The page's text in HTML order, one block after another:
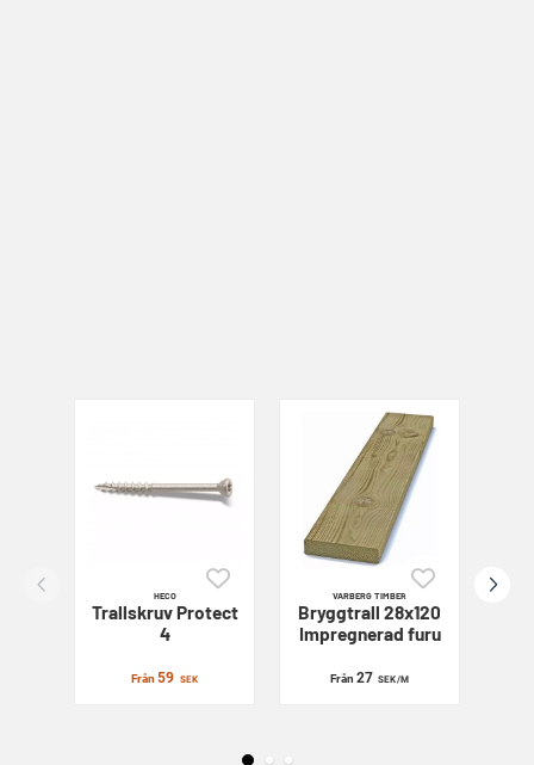
HECO
TrallskruvProtect
4
Från59 SEK
VARBERG TIMBER
Bryggtrall 28x120
Impregnerad furu
Från 27 SEK/M